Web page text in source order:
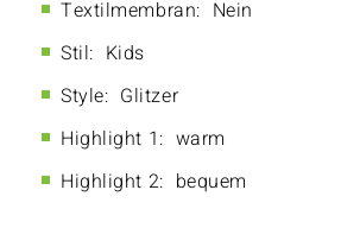
Textilmembran: Nein
Stil: Kids
Style: Glitzer
Highlight 1: warm
Highlight 2: bequem